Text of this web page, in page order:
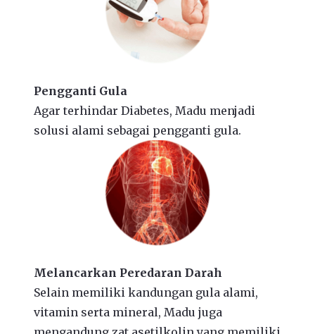
Pengganti Gula
Agar terhindar Diabetes, Madu menjadi
solusi alami sebagai pengganti gula.
Melancarkan Peredaran Darah
Selain memiliki kandungan gula alami,
vitamin serta mineral, Madu juga